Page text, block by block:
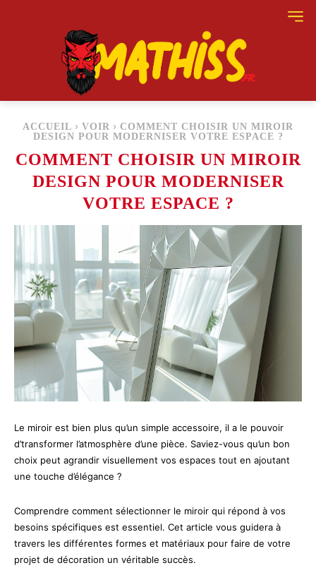
ACCUEIL VOIR
COMMENT CHOISIR UN MIROIR
DESIGN POUR MODERNISER VOTRE ESPACE ?
COMMENT CHOISIR UN MIROIR
DESIGN POUR MODERNISER
VOTRE ESPACE ?
Le miroir est bien plus qu’un simple accessoire, il a le pouvoir
d’transformer l’atmosphère d’une pièce. Saviez-vous qu’un bon
choix peut agrandir visuellement vos espaces tout en ajoutant
une touche d’élégance ?
Comprendre comment sélectionner le miroir qui répond à vos
besoins spécifiques est essentiel. Cet article vous guidera à
travers les différentes formes et matériaux pour faire de votre
projet de décoration un véritable succès.